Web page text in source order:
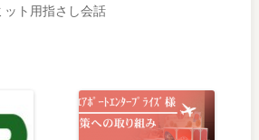
ット用指さし会話